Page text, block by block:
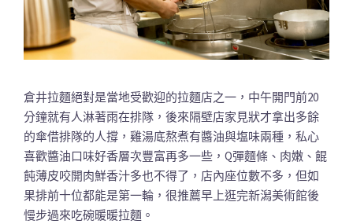
倉井拉麵絕對是當地受歡迎的拉麵店之一，中午開門前20
分鐘就有人淋著雨在排隊，後來隔壁店家見狀才拿出多餘
的傘借排隊的人撐，雞湯底熬煮有醬油與塩味兩種，私心
喜歡醬油口味好香層次豐富再多一些，Q彈麵條、肉嫩、餛
飩薄皮咬開肉鮮香汁多也不得了，店內座位數不多，但如
果排前十位都能是第一輪，很推薦早上逛完新潟美術館後
慢步過來吃碗暖暖拉麵。